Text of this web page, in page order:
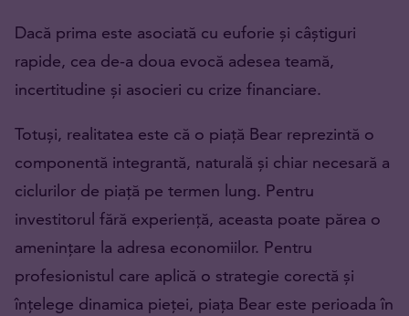
Dacă prima este asociată cu euforie și câștiguri
rapide, cea de-a doua evocă adesea teamă,
incertitudine și asocieri cu crize financiare.
Totuși, realitatea este că o piață Bear reprezintă o
componentă integrantă, naturală și chiar necesară a
ciclurilor de piață pe termen lung. Pentru
investitorul fără experiență, aceasta poate părea o
amenințare la adresa economiilor. Pentru
profesionistul care aplică o strategie corectă și
înțelege dinamica pieței, piața Bear este perioada în